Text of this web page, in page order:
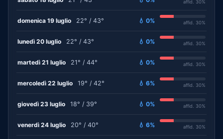
affid. 30%
domenica 19 luglio 22° / 43° 💧 0% affid. 30%
lunedì 20 luglio 22° / 43° 💧 0% affid. 30%
martedì 21 luglio 21° / 44° 💧 0% affid. 30%
mercoledì 22 luglio 19° / 42° 💧 6% affid. 30%
giovedì 23 luglio 18° / 39° 💧 0% affid. 30%
venerdì 24 luglio 20° / 40° 💧 6% affid. 30%